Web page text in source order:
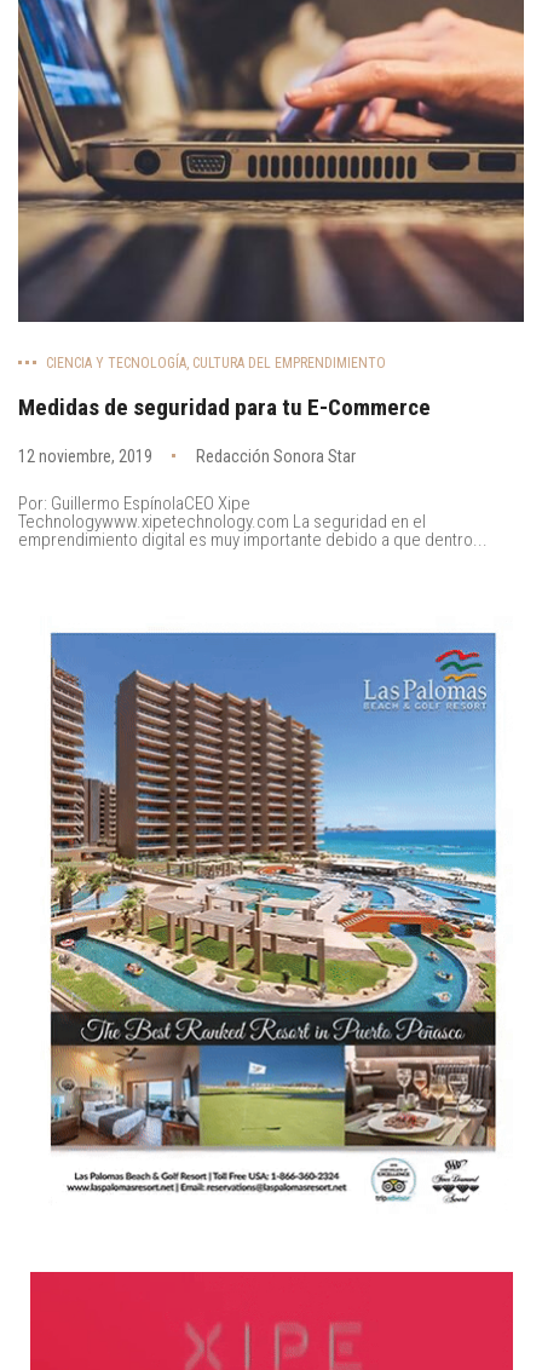
CIENCIA Y TECNOLOGÍA CULTURA DEL EMPRENDIMIENTO
Medidas de seguridad para tu E-Commerce
12 noviembre, 2019 Redacción Sonora Star
Por: Guillermo EspínolaCEO Xipe
Technologywww.xipetechnology.com La seguridad en el
emprendimiento digital es muy importante debido a que dentro...